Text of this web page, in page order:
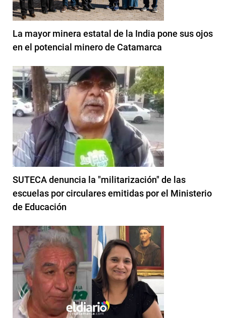
La mayor minera estatal de la India pone sus ojos
en el potencial minero de Catamarca
SUTECA denuncia la "militarización" de las
escuelas por circulares emitidas por el Ministerio
de Educación